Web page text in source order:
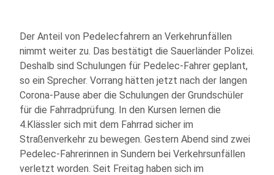
Der Anteil von Pedelecfahrern an Verkehrunfällen
nimmt weiter zu. Das bestätigt die Sauerländer Polizei.
Deshalb sind Schulungen für Pedelec-Fahrer geplant,
so ein Sprecher. Vorrang hätten jetzt nach der langen
Corona-Pause aber die Schulungen der Grundschüler
für die Fahrradprüfung. In den Kursen lernen die
4.Klässler sich mit dem Fahrrad sicher im
Straßenverkehr zu bewegen. Gestern Abend sind zwei
Pedelec-Fahrerinnen in Sundern bei Verkehrsunfällen
verletzt worden. Seit Freitag haben sich im